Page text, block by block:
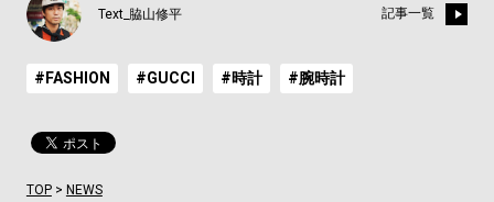
Text_脇山修平 記事一覧
#FASHION #GUCCI #時計 #腕時計
TOP> NEWS